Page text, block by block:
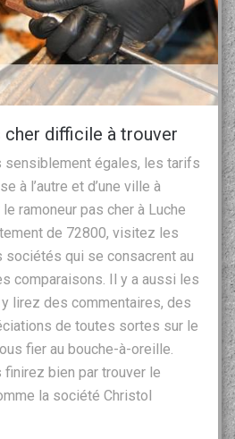
cher difficile à trouver
sensiblement égales, les tarifs
à l’autre et d’une ville à
le ramoneur pas cher à Luche
de 72800, visitez les
qui se consacrent au
comparaisons. Il y a aussi les
lirez des commentaires, des
de toutes sortes sur le
fier au bouche-à-oreille.
bien par trouver le
la société Christol